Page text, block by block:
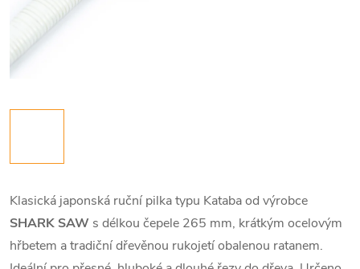
Klasická japonská ruční pilka typu Kataba od výrobce
SHARK SAW s délkou čepele 265 mm, krátkým ocelovým
hřbetem a tradiční dřevěnou rukojetí obalenou ratanem.